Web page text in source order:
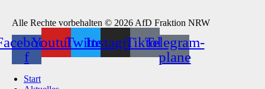
Alle Rechte vorbehalten © 2026 AfD Fraktion NRW
f
YoutubeTwitterInstagramTiktokTelegram-
plane
Start